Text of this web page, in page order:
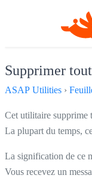
Supprimer
ASAP Utilities ›
Cet utilitaire supprime
La plupart du temps,
La signification de ce
Vous recevez un